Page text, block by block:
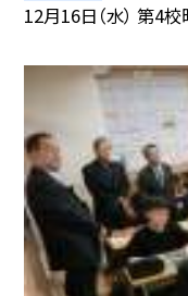
12月16日（水） 第4